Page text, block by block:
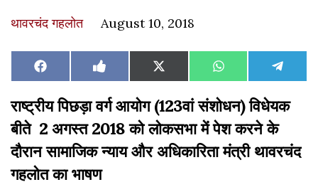
थावरचंद गहलोत August 10, 2018
Share
on
Facebook Share
on
Like
on
Facebook
Share
on
X
(Twitter)
Share
on
WhatsAppShare
on
राष्ट्रीय पिछड़ा वर्ग आयोग (123वां संशोधन) विधेयक
बीते 2 अगस्त 2018 को लोकसभा में पेश करने के
दौरान सामाजिक न्याय और अधिकारिता मंत्री थावरचंद
गहलोत का भाषण